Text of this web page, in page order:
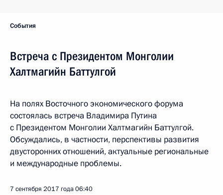
События
Встреча с Президентом Монголии
Халтмагийн Баттулгой
На полях Восточного экономического форума
состоялась встреча Владимира Путина
с Президентом Монголии Халтмагийн Баттулгой.
Обсуждались, в частности, перспективы развития
двусторонних отношений, актуальные региональные
и международные проблемы.
7 сентября 2017 года06:40